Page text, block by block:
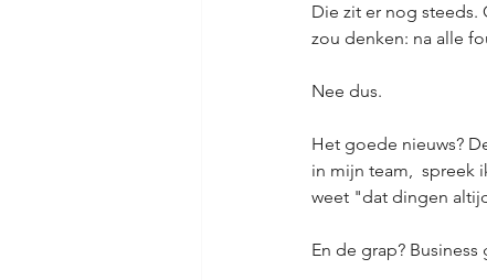
Die zit er nog steeds.
zou denken: na alle
Nee dus.
Het goede nieuws?
in mijn team,
weet "dat dingen
En de grap?